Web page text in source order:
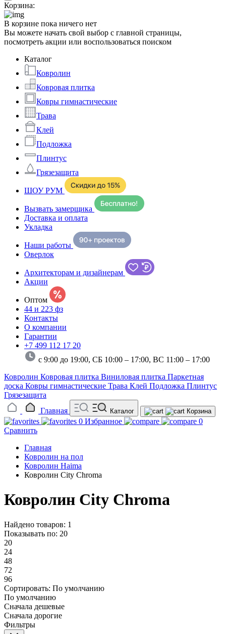
Корзина:
В корзине пока ничего нет
Вы можете начать свой выбор с главной страницы,
посмотреть акции или воспользоваться поиском
Каталог
Ковролин
Ковровая плитка
Ковры гимнастические
Трава
Клей
Подложка
Плинтус
Грязезащита
ШОУ РУМ
Вызвать замерщика
Доставка и оплата
Укладка
Наши работы
Оверлок
Архитекторам и дизайнерам
Акции
Оптом
44 и 223 фз
Контакты
О компании
Гарантии
+7 499 112 17 20
с 9:00 до 19:00, СБ 10:00 – 17:00, ВС 11:00 – 17:00
Ковролин Ковровая плитка Виниловая плитка Паркетная
доска Ковры гимнастические Трава Клей Подложка Плинтус
Грязезащита
Главная
Каталог Корзина
0 Избранное
0
Сравнить
Главная
Ковролин на пол
Ковролин Haima
Ковролин City Chroma
Ковролин City Chroma
Найдено товаров: 1
Показывать по: 20
20
24
48
72
96
Сортировать: По умолчанию
По умолчанию
Сначала дешевые
Сначала дорогие
Фильтры